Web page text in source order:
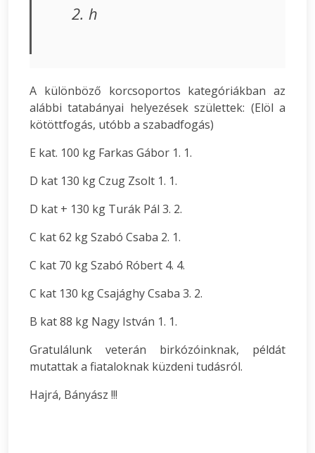
2. h
A különböző korcsoportos kategóriákban az
alábbi tatabányai helyezések születtek: (Elöl a
kötöttfogás, utóbb a szabadfogás)
E kat. 100 kg Farkas Gábor 1. 1.
D kat 130 kg Czug Zsolt 1. 1.
D kat + 130 kg Turák Pál 3. 2.
C kat 62 kg Szabó Csaba 2. 1.
C kat 70 kg Szabó Róbert 4. 4.
C kat 130 kg Csajághy Csaba 3. 2.
B kat 88 kg Nagy István 1. 1.
Gratulálunk veterán birkózóinknak, példát
mutattak a fiataloknak küzdeni tudásról.
Hajrá, Bányász !!!